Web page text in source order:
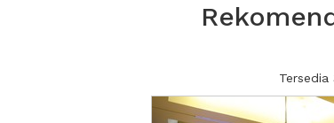
Previous